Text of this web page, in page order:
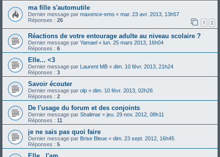
ma fille s'automutile
Dernier message par maxence-emo « mar. 23 avr. 2013, 13h57
Réponses : 26 1 2
Réactions de votre entourage adulte au niveau scolaire ?
Dernier message par Yamael « lun. 25 mars 2013, 16h04
Réponses : 6
Elle... <3
Dernier message par Laurent MB « dim. 10 févr. 2013, 21h24
Réponses : 3
Savoir écouter
Dernier message par olp « dim. 10 févr. 2013, 02h26
Réponses : 2
De l'usage du forum et des conjoints
Dernier message par Shalimar « jeu. 29 nov. 2012, 08h11
Réponses : 11
je ne sais pas quoi faire
Dernier message par Brise Bleue « dim. 23 sept. 2012, 16h45
Réponses : 5